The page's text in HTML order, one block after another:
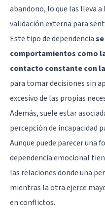
abandono, lo que las lleva
validación externa para
Este tipo de dependencia
comportamientos como
contacto constante con
para tomar decisiones sin
excesivo de las propias
Además, suele estar
percepción de incapacidad
Aunque puede parecer una
dependencia emocional
las relaciones donde una
mientras la otra ejerce
en conflictos.